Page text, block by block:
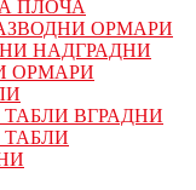
ПЛОЧА
ОРМАРИ
НАДГРАДНИ
ОРМАРИ
ВГРАДНИ